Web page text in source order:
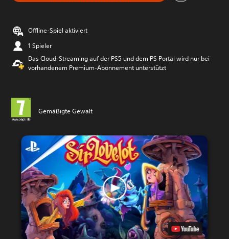
Offline-Spiel aktiviert
1 Spieler
Das Cloud-Streaming auf der PS5 und dem PS Portal wird nur bei
vorhandenem Premium-Abonnement unterstützt
Gemäßigte Gewalt